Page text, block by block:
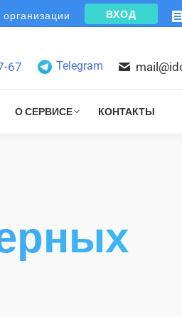
ВХОД
67 Telegram
О СЕРВИСЕ КОНТАКТЫ